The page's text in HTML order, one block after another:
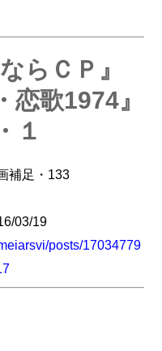
らＣＰ』
恋歌1974』
１
補足・133
03/19
posts/17034779